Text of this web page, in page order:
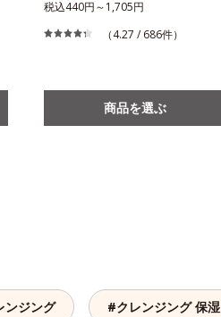
税込440円～1,705円
（4.27 / 686件）
商品を選ぶ
ンジング #クレンジング 保湿